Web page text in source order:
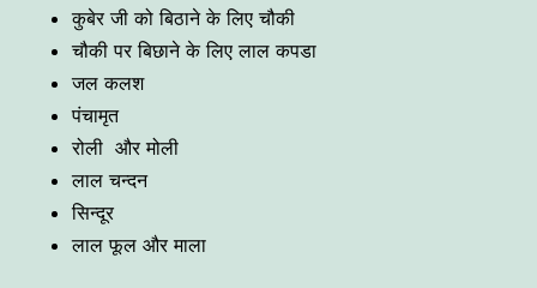
कुबेर जी को बिठाने के लिए चौकी
चौकी पर बिछाने के लिए लाल कपडा
जल कलश
पंचामृत
रोली और मोली
लाल चन्दन
सिन्दूर
लाल फूल और माला